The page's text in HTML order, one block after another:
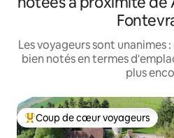
Les voyageurs sont unanimes
bien notés en termes
plus
Coups de cœur voyageurs les
Coup de cœur voyageurs